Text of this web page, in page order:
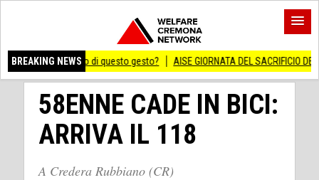
BREAKING NEWS
di questo gesto? AISE GIORNATA DEL SACRIFICIO DEL LAVORO
58ENNE CADE IN BICI:
ARRIVA IL 118
A Credera Rubbiano (CR)